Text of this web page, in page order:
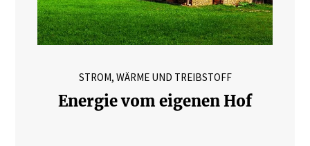
STROM, WÄRME UND TREIBSTOFF
Energie vom eigenen Hof